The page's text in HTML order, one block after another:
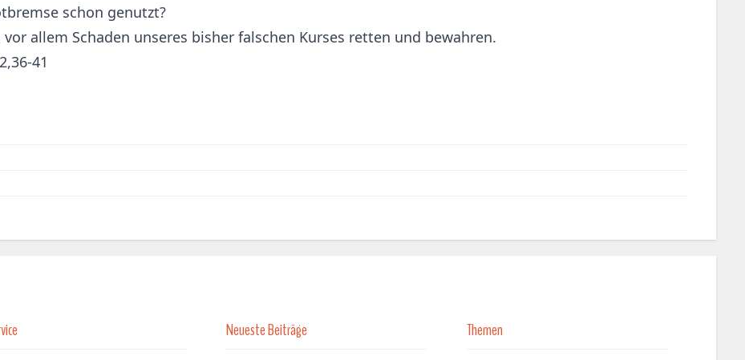
schon genutzt?
vor allem Schaden unseres bisher falschen Kurses retten und bewahren.
41
Neueste Beiträge Themen